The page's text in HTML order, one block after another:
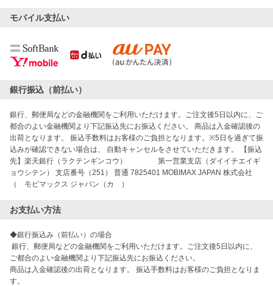
モバイル支払い
銀行振込（前払い）
銀行、郵便局などの金融機関をご利用いただけます。ご注文後5日以内に、ご
都合のよい金融機関より下記振込先にお振込ください。 商品は入金確認後の
出荷となります。 振込手数料はお客様のご負担となります。※5日を過ぎて振
込みが確認できない場合は、 自動キャンセルをさせていただきます。 【振込
先】楽天銀行（ラクテンギンコウ） 第一営業支店（ダイイチエイギ
ョウシテン） 支店番号（251） 普通 7825401 MOBIMAX JAPAN 株式会社
（ モビマックス ジャパン（カ ）
お支払い方法
◆銀行振込み（前払い）の場合
ご都合のよい金融機関より下記振込先にお振込ください。
商品は入金確認後の出荷となります。 振込手数料はお客様のご負担となりま
す。